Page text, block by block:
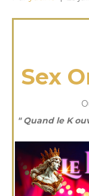
Sex
" Quand le K